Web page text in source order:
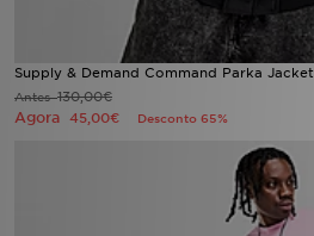
Supply & Demand Command Parka Jacket
Antes130,00€
Agora 45,00€ Desconto 65%